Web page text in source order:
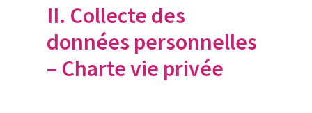
II. Collecte des
données personnelles
– Charte vie privée